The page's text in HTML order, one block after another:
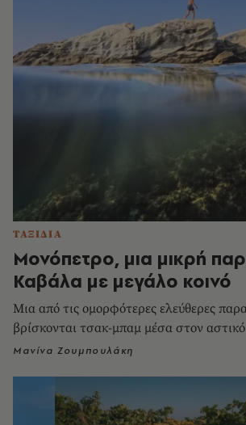
ΤΑΞΙΔΙΑ
Μονόπετρο, μια μικρή
Καβάλα με μεγάλο κοινό
Μια από τις ομορφότερες ελεύθερες
βρίσκονται τσακ-μπαμ μέσα στον
Μανίνα Ζουμπουλάκη